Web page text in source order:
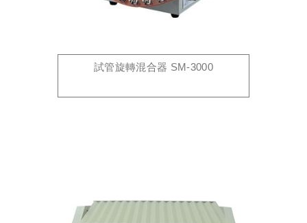
試管旋轉混合器 SM-3000